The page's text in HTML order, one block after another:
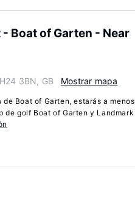
Boat of Garten - Near
3BN, GB Mostrar mapa
Boat of Garten, estarás a menos
de golf Boat of Garten y Landmark